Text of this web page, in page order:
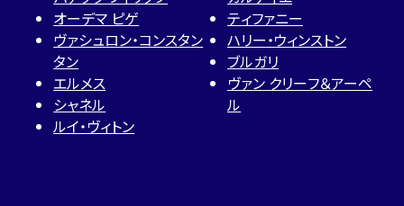
オーデマ ピゲ
ヴァシュロン・コンスタン
タン
エルメス
シャネル
ルイ・ヴィトン
ティファニー
ハリー・ウィンストン
ブルガリ
ヴァン クリーフ＆アーペ
ル